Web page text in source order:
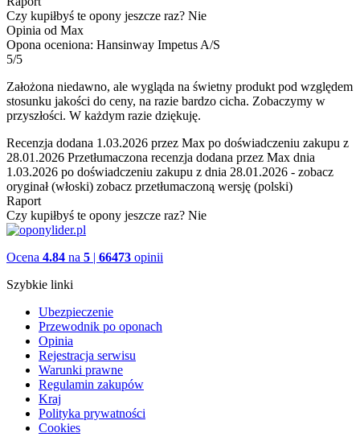
Czy kupiłbyś te opony jeszcze raz? Nie
Opinia od Max
Opona oceniona: Hansinway Impetus A/S
5/5
Założona niedawno, ale wygląda na świetny produkt pod względem
stosunku jakości do ceny, na razie bardzo cicha. Zobaczymy w
przyszłości. W każdym razie dziękuję.
Recenzja dodana 1.03.2026 przez Max po doświadczeniu zakupu z
28.01.2026 Przetłumaczona recenzja dodana przez Max dnia
1.03.2026 po doświadczeniu zakupu z dnia 28.01.2026 - zobacz
oryginał (włoski) zobacz przetłumaczoną wersję (polski)
Raport
Czy kupiłbyś te opony jeszcze raz? Nie
Ocena 4.84 na 5 | 66473 opinii
Szybkie linki
Ubezpieczenie
Przewodnik po oponach
Opinia
Rejestracja serwisu
Warunki prawne
Regulamin zakupów
Kraj
Polityka prywatności
Cookies